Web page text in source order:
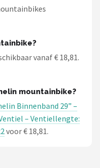
vanaf € 18,81.
mountainbike?
Binnenband 29” –
– Ventiellengte:
voor € 18,81.